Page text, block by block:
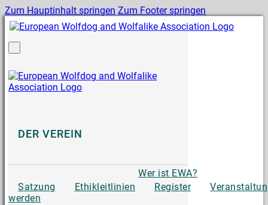
Zum Hauptinhalt springen Zum Footer springen
DER VEREIN
Wer ist EWA?
Satzung
Ethikleitlinien Register
werden